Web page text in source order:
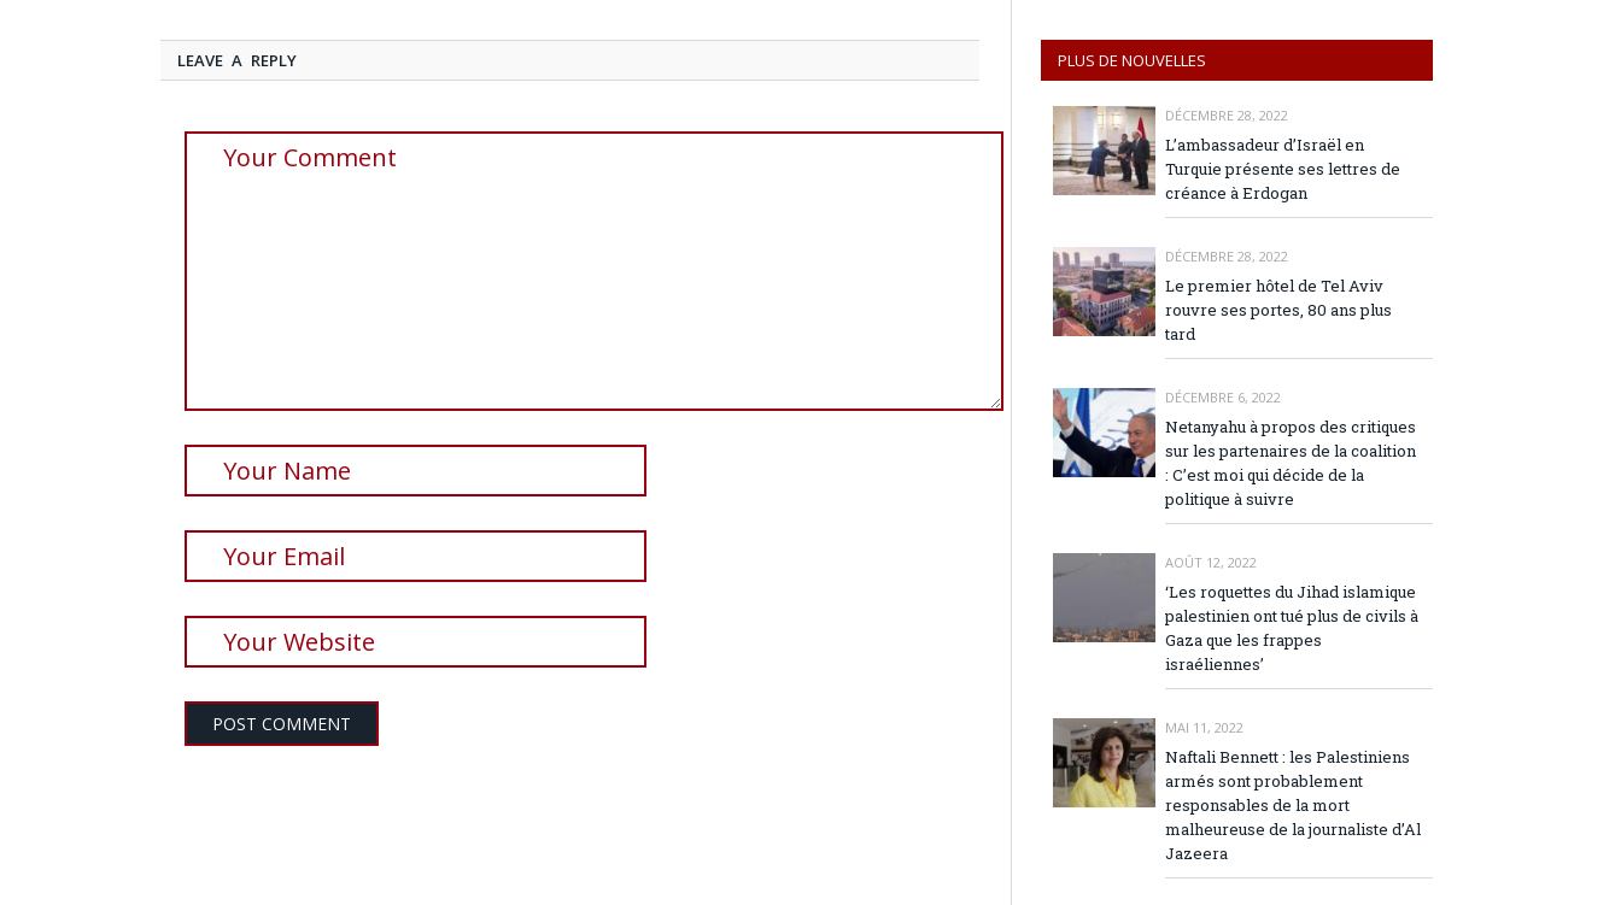
LEAVE A REPLY PLUS DE NOUVELLES
DÉCEMBRE 28, 2022
L’ambassadeur d’Israël en
Turquie présente ses lettres de
créance à Erdogan
DÉCEMBRE 28, 2022
Le premier hôtel de Tel Aviv
rouvre ses portes, 80 ans plus
tard
DÉCEMBRE 6, 2022
Netanyahu à propos des critiques
sur les partenaires de la coalition
: C’est moi qui décide de la
politique à suivre
AOÛT 12, 2022
‘Les roquettes du Jihad islamique
palestinien ont tué plus de civils à
Gaza que les frappes
israéliennes’
MAI 11, 2022
Naftali Bennett : les Palestiniens
armés sont probablement
responsables de la mort
malheureuse de la journaliste d’Al
Jazeera